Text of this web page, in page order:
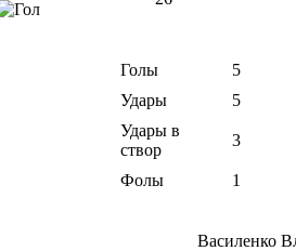
Голы
5
Удары 5
Удары в
створ
3
Фолы
1
Василенко